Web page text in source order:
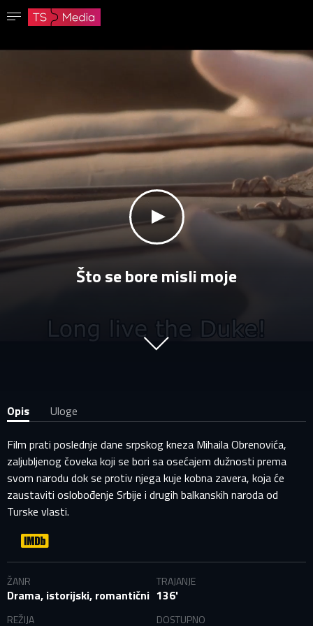
PRIJAVITE SE NA SVOJ PROFIL
Lozinka mora imati najmanje 8 znakova, jedno veliko slovo i jedan broj.
Idi na početnu stranicu
klikni za zvuk
Što se bore misli moje
Opis
Uloge
Film prati poslednje dane srpskog kneza Mihaila Obrenovića,
zaljubljenog čoveka koji se bori sa osećajem dužnosti prema
svom narodu dok se protiv njega kuje kobna zavera, koja će
zaustaviti oslobođenje Srbije i drugih balkanskih naroda od
Turske vlasti.
ŽANR
Drama, istorijski, romantični
TRAJANJE
136'
REŽIJA DOSTUPNO